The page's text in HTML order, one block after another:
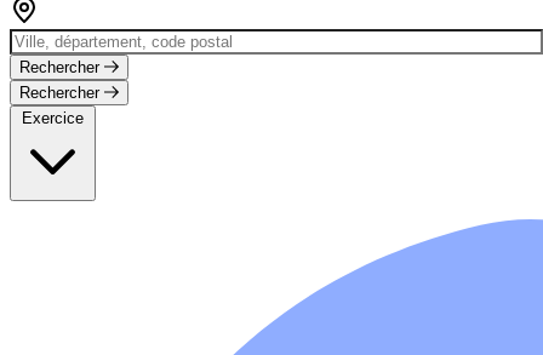
Rechercher
Rechercher
Exercice